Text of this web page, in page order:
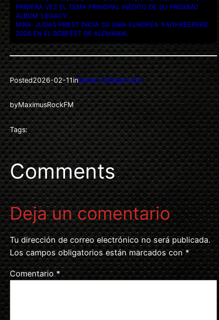
PRIMERA VEZ EL TEMA PRINCIPAL INÉDITO DE SU PRÓXIMO
ÁLBUM ‘LEGACY’.
MIRA: JUDAS PRIEST INICIA SU GIRA EUROPEA ‘FAITHKEEPERS’
2026 EN EL BOBFEST DE ALEMANIA.
Posted2026-02-11inMetal Underground
byMaximusRockFM
Tags:
Comments
Deja un comentario
Tu dirección de correo electrónico no será publicada.
Los campos obligatorios están marcados con *
Comentario*